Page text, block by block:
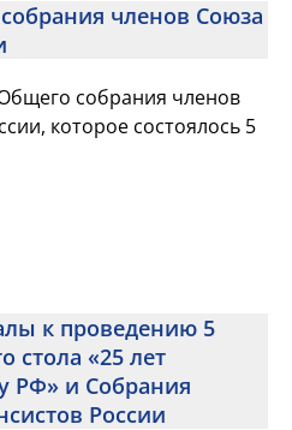
членов Союза
собрания членов
которое состоялось 5
к проведению 5
стола «25 лет
РФ» и Собрания
России